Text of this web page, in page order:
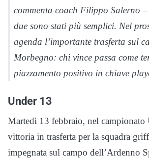
commenta coach Filippo Salerno
due sono stati più semplici. Nel
agenda l’importante trasferta sul
Morbegno: chi vince passa come
piazzamento positivo in chiave
Under 13
Martedì 13 febbraio, nel campionato
vittoria in trasferta per la squadra
impegnata sul campo dell’Ardenno